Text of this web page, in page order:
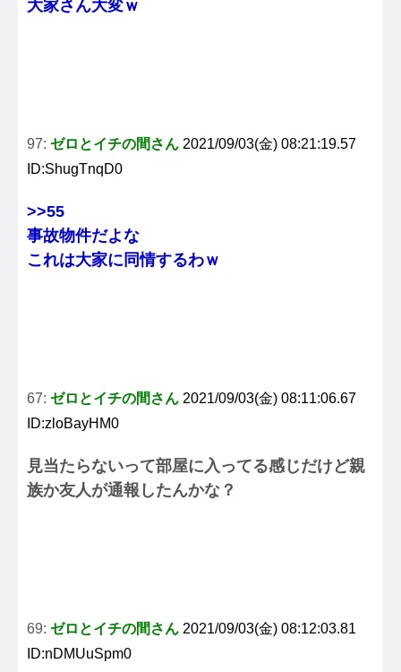
大家さん大変ｗ
97: ゼロとイチの間さん 2021/09/03(金) 08:21:19.57
ID:ShugTnqD0
>>55
事故物件だよな
これは大家に同情するわｗ
67: ゼロとイチの間さん 2021/09/03(金) 08:11:06.67
ID:zloBayHM0
見当たらないって部屋に入ってる感じだけど親
族か友人が通報したんかな？
69: ゼロとイチの間さん 2021/09/03(金) 08:12:03.81
ID:nDMUuSpm0